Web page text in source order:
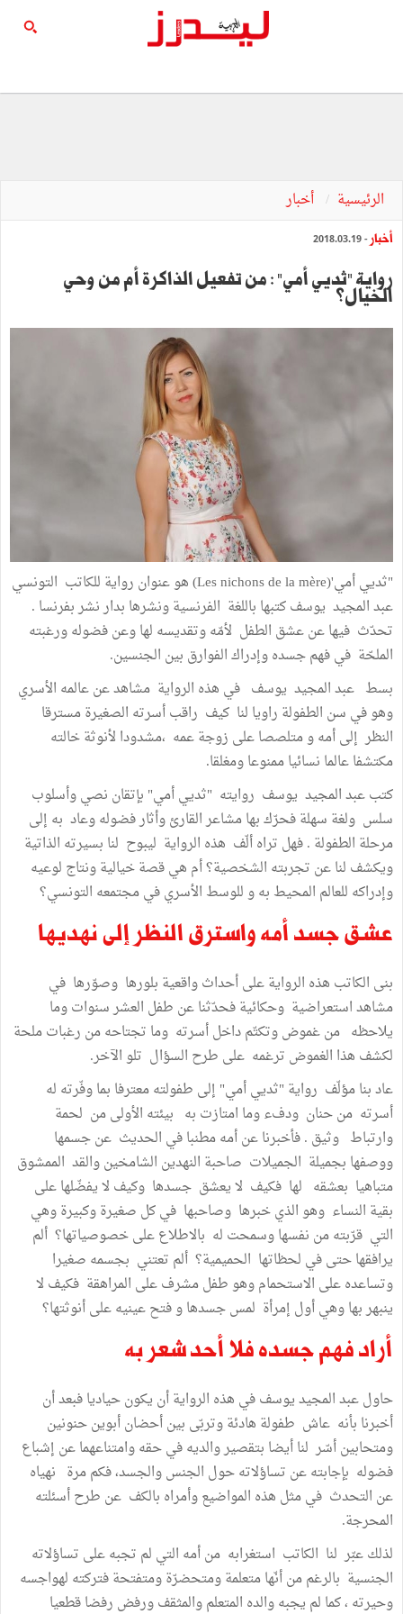
الرئيسية أخبار
أخبار - 2018.03.19
رواية "ثديي أمي" : من تفعيل الذاكرة أم من وحي
الخيال؟
"ثديي أمي'(Les nichons de la mère) هو عنوان رواية للكاتب التونسي
عبد المجيد يوسف كتبها باللغة الفرنسية ونشرها بدار نشر بفرنسا .
تحدّث فيها عن عشق الطفل لأمّه وتقديسه لها وعن فضوله ورغبته
الملحّة في فهم جسده وإدراك الفوارق بين الجنسين.
بسط عبد المجيد يوسف في هذه الرواية مشاهد عن عالمه الأسري
وهو في سن الطفولة راويا لنا كيف راقب أسرته الصغيرة مسترقا
النظر إلى أمه و متلصصا على زوجة عمه ،مشدودا لأنوثة خالته
مكتشفا عالما نسائيا ممنوعا ومغلقا.
كتب عبد المجيد يوسف روايته "ثديي أمي" بإتقان نصي وأسلوب
سلس ولغة سهلة فحرّك بها مشاعر القارئ وأثار فضوله وعاد به إلى
مرحلة الطفولة . فهل تراه ألّف هذه الرواية ليبوح لنا بسيرته الذاتية
ويكشف لنا عن تجربته الشخصية؟ أم هي قصة خيالية ونتاج لوعيه
وإدراكه للعالم المحيط به و للوسط الأسري في مجتمعه التونسي؟
عشق جسد أمه واسترق النظر إلى نهديها
بنى الكاتب هذه الرواية على أحداث واقعية بلورها وصوّرها في
مشاهد استعراضية وحكائية فحدّثنا عن طفل العشر سنوات وما
يلاحظه من غموض وتكتّم داخل أسرته وما تجتاحه من رغبات ملحة
لكشف هذا الغموض ترغمه على طرح السؤال تلو الآخر.
عاد بنا مؤلّف رواية "ثديي أمي" إلى طفولته معترفا بما وفّرته له
أسرته من حنان ودفء وما امتازت به بيئته الأولى من لحمة
وارتباط وثيق . فأخبرنا عن أمه مطنبا في الحديث عن جسمها
ووصفها بجميلة الجميلات صاحبة النهدين الشامخين والقد الممشوق
متباهيا بعشقه لها فكيف لا يعشق جسدها وكيف لا يفضّلها على
بقية النساء وهو الذي خبرها وصاحبها في كل صغيرة وكبيرة وهي
التي قرّبته من نفسها وسمحت له بالاطلاع على خصوصياتها؟ ألم
يرافقها حتى في لحظاتها الحميمية؟ ألم تعتني بجسمه صغيرا
وتساعده على الاستحمام وهو طفل مشرف على المراهقة فكيف لا
ينبهر بها وهي أول إمرأة لمس جسدها و فتح عينيه على أنوثتها؟
أراد فهم جسده فلا أحد شعر به
حاول عبد المجيد يوسف في هذه الرواية أن يكون حياديا فبعد أن
أخبرنا بأنه عاش طفولة هادئة وتربّى بين أحضان أبوين حنونين
ومتحابين أسّر لنا أيضا بتقصير والديه في حقه وامتناعهما عن إشباع
فضوله بإجابته عن تساؤلاته حول الجنس والجسد، فكم مرة نهياه
عن التحدث في مثل هذه المواضيع وأمراه بالكف عن طرح أسئلته
المحرجة.
لذلك عبّر لنا الكاتب استغرابه من أمه التي لم تجبه على تساؤلاته
الجنسية بالرغم من أنّها متعلمة ومتحضرّة ومتفتحة فتركته لهواجسه
وحيرته ، كما لم يجبه والده المتعلم والمثقف ورفض رفضا قطعيا